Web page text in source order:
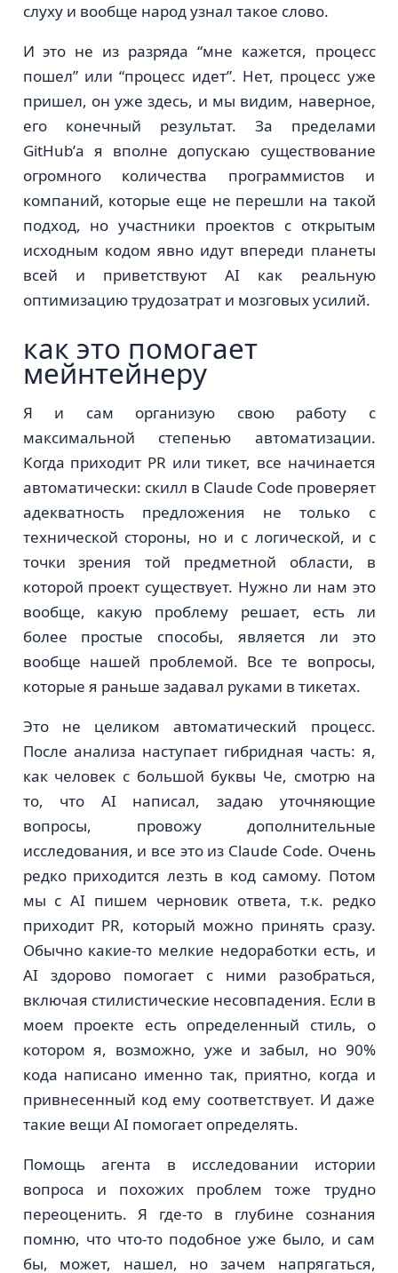
слуху и вообще народ узнал такое слово.
И это не из разряда “мне кажется, процесс
пошел” или “процесс идет”. Нет, процесс уже
пришел, он уже здесь, и мы видим, наверное,
его конечный результат. За пределами
GitHub’а я вполне допускаю существование
огромного количества программистов и
компаний, которые еще не перешли на такой
подход, но участники проектов с открытым
исходным кодом явно идут впереди планеты
всей и приветствуют AI как реальную
оптимизацию трудозатрат и мозговых усилий.
как это помогает
мейнтейнеру
Я и сам организую свою работу с
максимальной степенью автоматизации.
Когда приходит PR или тикет, все начинается
автоматически: скилл в Claude Code проверяет
адекватность предложения не только с
технической стороны, но и с логической, и с
точки зрения той предметной области, в
которой проект существует. Нужно ли нам это
вообще, какую проблему решает, есть ли
более простые способы, является ли это
вообще нашей проблемой. Все те вопросы,
которые я раньше задавал руками в тикетах.
Это не целиком автоматический процесс.
После анализа наступает гибридная часть: я,
как человек с большой буквы Че, смотрю на
то, что AI написал, задаю уточняющие
вопросы, провожу дополнительные
исследования, и все это из Claude Code. Очень
редко приходится лезть в код самому. Потом
мы с AI пишем черновик ответа, т.к. редко
приходит PR, который можно принять сразу.
Обычно какие-то мелкие недоработки есть, и
AI здорово помогает с ними разобраться,
включая стилистические несовпадения. Если в
моем проекте есть определенный стиль, о
котором я, возможно, уже и забыл, но 90%
кода написано именно так, приятно, когда и
привнесенный код ему соответствует. И даже
такие вещи AI помогает определять.
Помощь агента в исследовании истории
вопроса и похожих проблем тоже трудно
переоценить. Я где-то в глубине сознания
помню, что что-то подобное уже было, и сам
бы, может, нашел, но зачем напрягаться,